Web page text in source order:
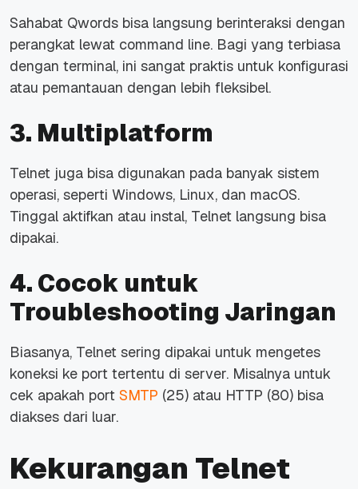
Sahabat Qwords bisa langsung berinteraksi dengan
perangkat lewat command line. Bagi yang terbiasa
dengan terminal, ini sangat praktis untuk konfigurasi
atau pemantauan dengan lebih fleksibel.
3. Multiplatform
Telnet juga bisa digunakan pada banyak sistem
operasi, seperti Windows, Linux, dan macOS.
Tinggal aktifkan atau instal, Telnet langsung bisa
dipakai.
4. Cocok untuk
Troubleshooting Jaringan
Biasanya, Telnet sering dipakai untuk mengetes
koneksi ke port tertentu di server. Misalnya untuk
cek apakah port SMTP (25) atau HTTP (80) bisa
diakses dari luar.
Kekurangan Telnet